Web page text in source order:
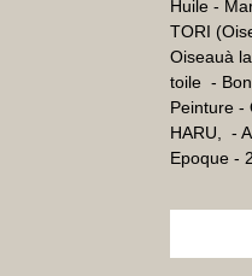
Huile -
TORI
Oiseauà
toile  -
Peinture -
HARU,  -
Epoque -